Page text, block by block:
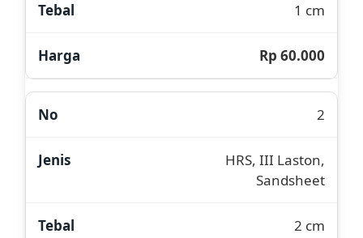
1 cm
Rp 60.000
2
HRS, III Laston,
Sandsheet
2 cm